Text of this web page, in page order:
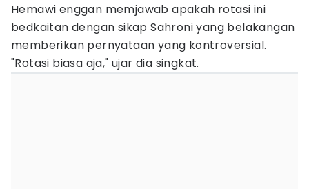
Hemawi enggan memjawab apakah rotasi ini
bedkaitan dengan sikap Sahroni yang belakangan
memberikan pernyataan yang kontroversial.
"Rotasi biasa aja," ujar dia singkat.